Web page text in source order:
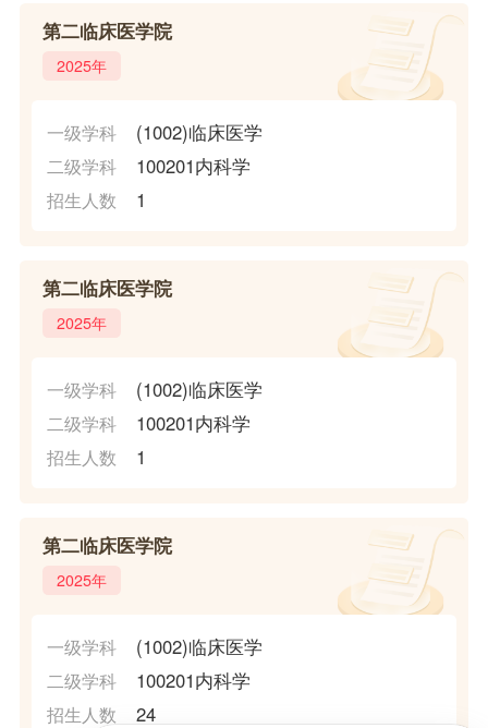
第二临床医学院
2025年
一级学科 (1002)临床医学
二级学科 100201内科学
招生人数 1
第二临床医学院
2025年
一级学科 (1002)临床医学
二级学科 100201内科学
招生人数 1
第二临床医学院
2025年
一级学科 (1002)临床医学
二级学科 100201内科学
招生人数 24